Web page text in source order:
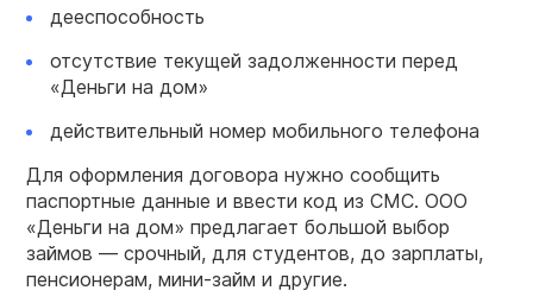
дееспособность
отсутствие текущей задолженности перед
«Деньги на дом»
действительный номер мобильного телефона
Для оформления договора нужно сообщить
паспортные данные и ввести код из СМС. ООО
«Деньги на дом» предлагает большой выбор
займов — срочный, для студентов, до зарплаты,
пенсионерам, мини-займ и другие.